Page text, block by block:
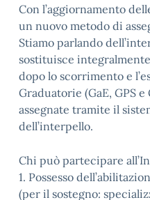
Con l’aggiornamento
un nuovo metodo di
Stiamo parlando
sostituisce
dopo lo scorrimento e
Graduatorie (GaE, GPS
assegnate tramite il
dell’interpello.
Chi può partecipare
1. Possesso
(per il sostegno: